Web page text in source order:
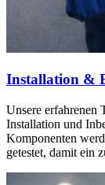
Installation &
Unsere erfahrenen
Installation und
Komponenten
getestet, damit ein